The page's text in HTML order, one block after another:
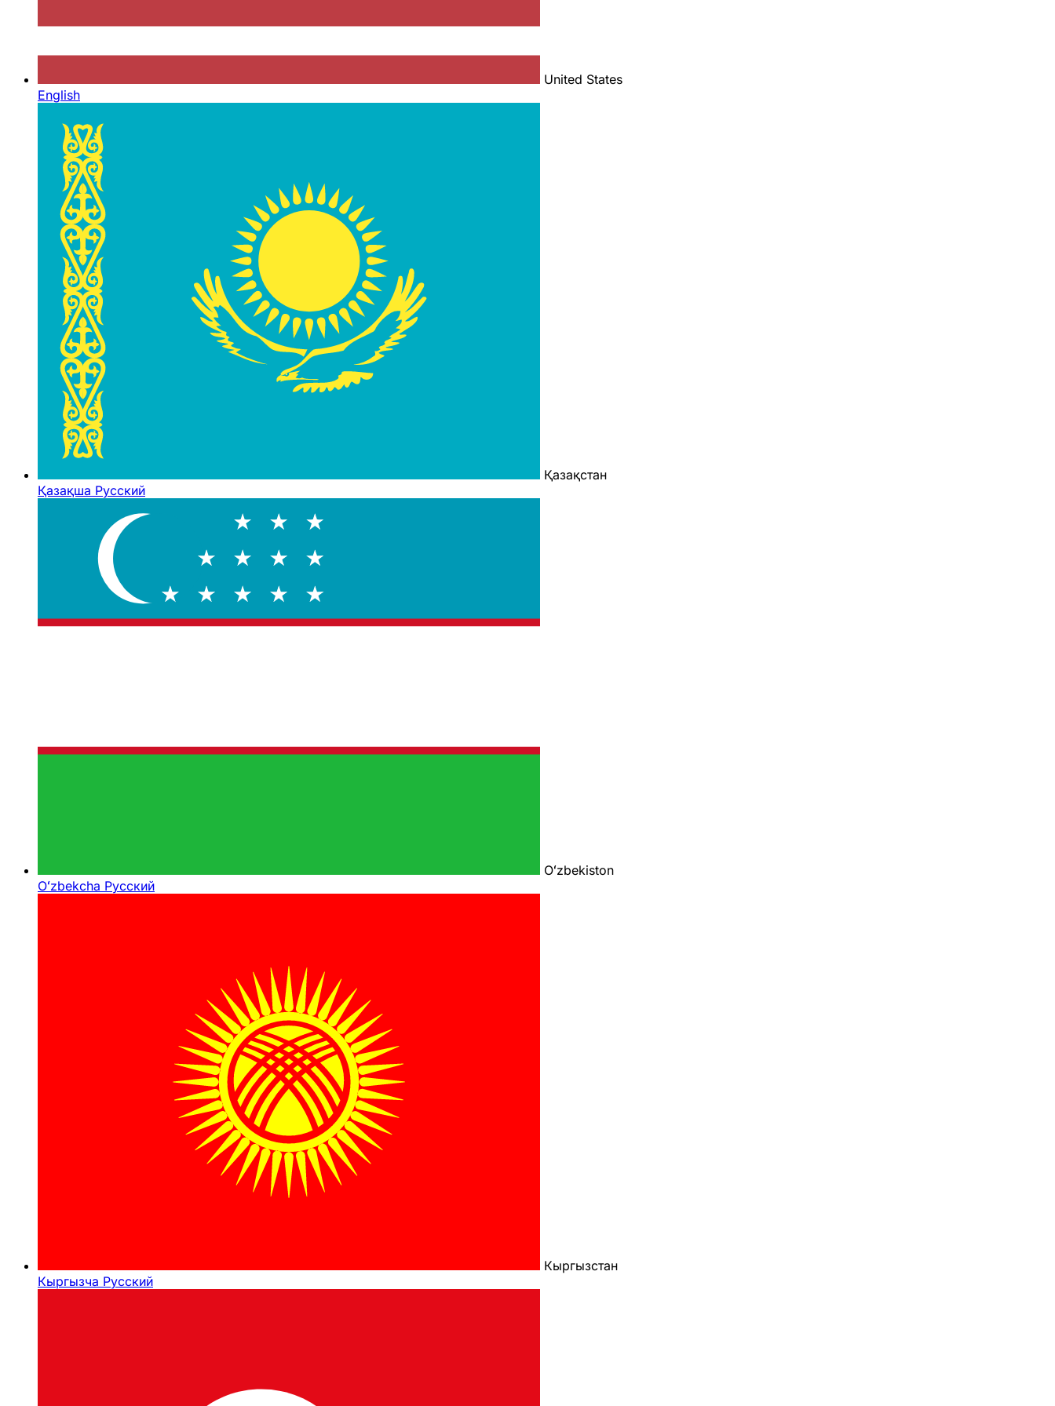
United States
English
Қазақстан
Қазақша Русский
Oʻzbekiston
Oʻzbekcha Русский
Кыргызстан
Кыргызча Русский